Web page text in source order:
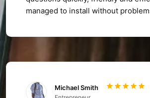
managed to install without
Michael Smith